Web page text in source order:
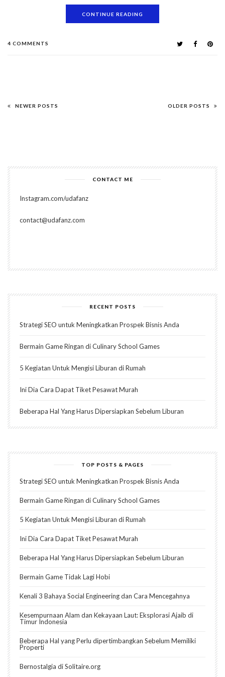
CONTINUE READING
4 COMMENTS
OLDER POSTS
NEWER POSTS
CONTACT ME
Instagram.com/udafanz
contact@udafanz.com
RECENT POSTS
Strategi SEO untuk Meningkatkan Prospek Bisnis Anda
Bermain Game Ringan di Culinary School Games
5 Kegiatan Untuk Mengisi Liburan di Rumah
Ini Dia Cara Dapat Tiket Pesawat Murah
Beberapa Hal Yang Harus Dipersiapkan Sebelum Liburan
TOP POSTS & PAGES
Strategi SEO untuk Meningkatkan Prospek Bisnis Anda
Bermain Game Ringan di Culinary School Games
5 Kegiatan Untuk Mengisi Liburan di Rumah
Ini Dia Cara Dapat Tiket Pesawat Murah
Beberapa Hal Yang Harus Dipersiapkan Sebelum Liburan
Bermain Game Tidak Lagi Hobi
Kenali 3 Bahaya Social Engineering dan Cara Mencegahnya
Kesempurnaan Alam dan Kekayaan Laut: Eksplorasi Ajaib di
Timur Indonesia
Beberapa Hal yang Perlu dipertimbangkan Sebelum Memiliki
Properti
Bernostalgia di Solitaire.org